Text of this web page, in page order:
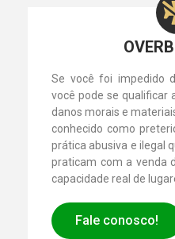
Se você foi impedido
você pode se qualificar
danos morais e
conhecido como
prática abusiva e ilegal
praticam com a venda
capacidade real de
Fale conosco!